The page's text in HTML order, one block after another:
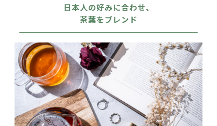
日本人の好みに合わせ、
茶葉をブレンド